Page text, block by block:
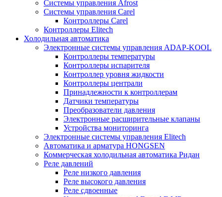
Системы управления Afrost
Системы управления Carel
Контроллеры Carel
Контроллеры Elitech
Холодильная автоматика
Электронные системы управления ADAP-KOOL
Контроллеры температуры
Контроллеры испарителя
Контроллер уровня жидкости
Контроллеры централи
Принадлежности к контроллерам
Датчики температуры
Преобразователи давления
Электронные расширительные клапаны
Устройства мониторинга
Электронные системы управления Elitech
Автоматика и арматура HONGSEN
Коммерческая холодильная автоматика Ридан
Реле давлений
Реле низкого давления
Реле высокого давления
Реле сдвоенные